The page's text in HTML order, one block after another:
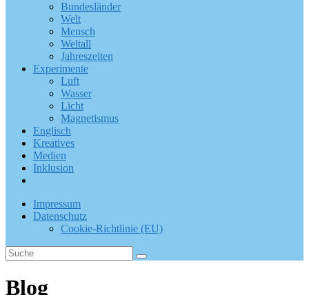
Bundesländer
Welt
Mensch
Weltall
Jahreszeiten
Experimente
Luft
Wasser
Licht
Magnetismus
Englisch
Kreatives
Medien
Inklusion
Impressum
Datenschutz
Cookie-Richtlinie (EU)
Blog